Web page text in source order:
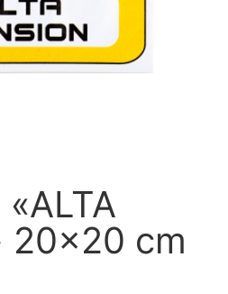
20×20 cm